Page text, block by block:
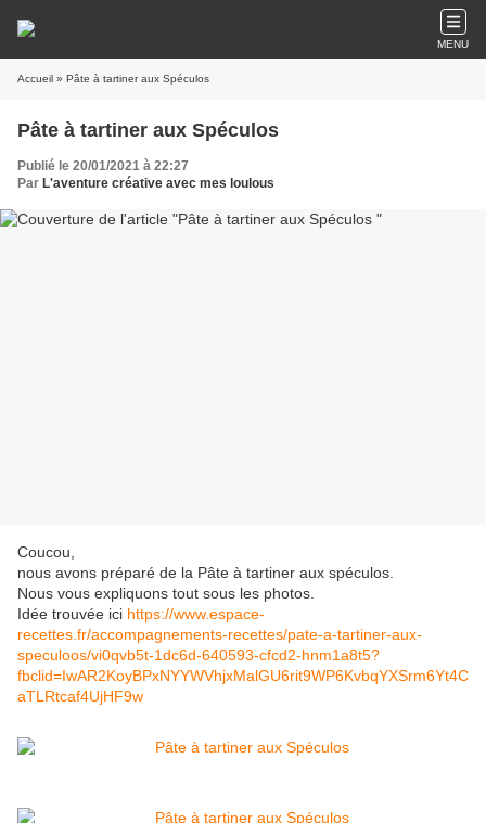
MENU
Accueil » Pâte à tartiner aux Spéculos
Pâte à tartiner aux Spéculos
Publié le 20/01/2021 à 22:27
Par L'aventure créative avec mes loulous
Coucou,
nous avons préparé de la Pâte à tartiner aux spéculos.
Nous vous expliquons tout sous les photos.
Idée trouvée ici https://www.espace-
recettes.fr/accompagnements-recettes/pate-a-tartiner-aux-
speculoos/vi0qvb5t-1dc6d-640593-cfcd2-hnm1a8t5?
fbclid=IwAR2KoyBPxNYYWVhjxMalGU6rit9WP6KvbqYXSrm6Yt4C
aTLRtcaf4UjHF9w